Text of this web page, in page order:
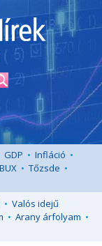
GDP • Infláció •
BUX • Tőzsde •
• Valós idejű
• Arany árfolyam •